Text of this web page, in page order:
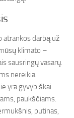
atrankos darbą už
klimato –
sausringų vasarų.
nereikia
yra gyvybiškai
paukščiams.
putinas,